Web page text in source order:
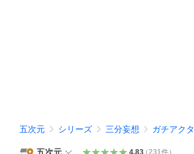
五次元 シリーズ 三分妄想 ガチアクタ
五次元 4.83（231件）